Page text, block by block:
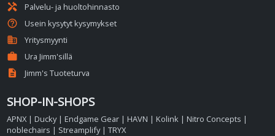
handyman
Palvelu- ja huoltohinnasto
help_outline
Usein kysytyt kysymykset
business
Yritysmyynti
work
Ura Jimm'sillä
description
Jimm's Tuoteturva
SHOP-IN-SHOPS
APNX | Ducky| Endgame Gear | HAVN | Kolink | Nitro Concepts |
noblechairs | Streamplify|TRYX